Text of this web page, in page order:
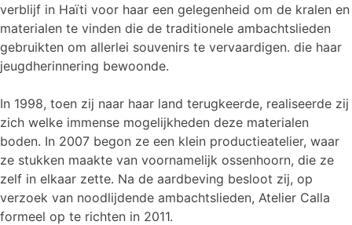
verblijf in Haïti voor haar een gelegenheid om de kralen en
materialen te vinden die de traditionele ambachtslieden
gebruikten om allerlei souvenirs te vervaardigen. die haar
jeugdherinnering bewoonde.
In 1998, toen zij naar haar land terugkeerde, realiseerde zij
zich welke immense mogelijkheden deze materialen
boden. In 2007 begon ze een klein productieatelier, waar
ze stukken maakte van voornamelijk ossenhoorn, die ze
zelf in elkaar zette. Na de aardbeving besloot zij, op
verzoek van noodlijdende ambachtslieden, Atelier Calla
formeel op te richten in 2011.